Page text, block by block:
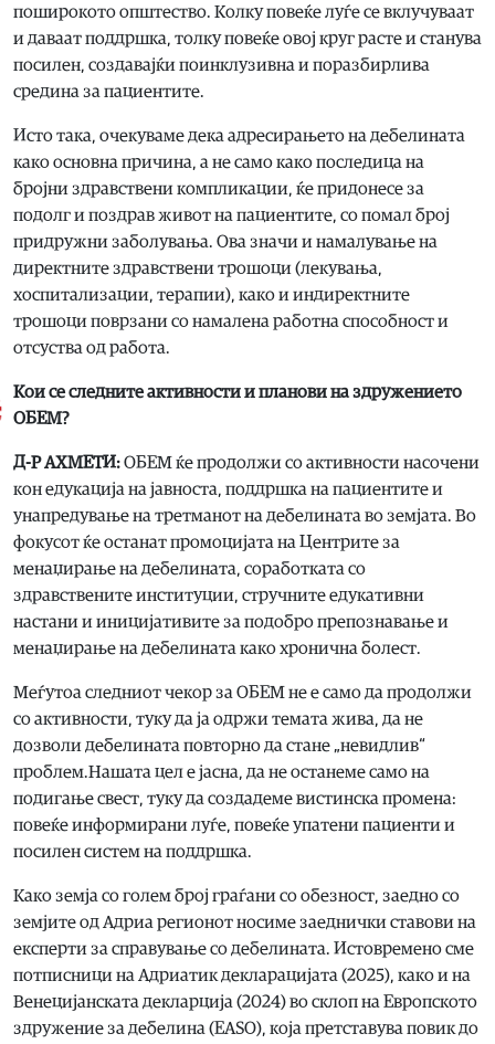
поширокото општество. Колку повеќе луѓе се вклучуваат
и даваат поддршка, толку повеќе овој круг расте и станува
посилен, создавајќи поинклузивна и поразбирлива
средина за пациентите.
Исто така, очекуваме дека адресирањето на дебелината
како основна причина, а не само како последица на
бројни здравствени компликации, ќе придонесе за
подолг и поздрав живот на пациентите, со помал број
придружни заболувања. Ова значи и намалување на
директните здравствени трошоци (лекувања,
хоспитализации, терапии), како и индиректните
трошоци поврзани со намалена работна способност и
отсуства од работа.
Кои се следните активности и планови на здружението
ОБЕМ?
Д-Р АХМЕТИ:ОБЕМ ќе продолжи со активности насочени
кон едукација на јавноста, поддршка на пациентите и
унапредување на третманот на дебелината во земјата. Во
фокусот ќе останат промоцијата на Центрите за
менаџирање на дебелината, соработката со
здравствените институции, стручните едукативни
настани и иницијативите за подобро препознавање и
менаџирање на дебелината како хронична болест.
Меѓутоа следниот чекор за ОБЕМ не е само да продолжи
со активности, туку да ја одржи темата жива, да не
дозволи дебелината повторно да стане „невидлив“
проблем.Нашата цел е јасна, да не останеме само на
подигање свест, туку да создадеме вистинска промена:
повеќе информирани луѓе, повеќе упатени пациенти и
посилен систем на поддршка.
Како земја со голем број граѓани со обезност, заедно со
земјите од Адриа регионот носиме заеднички ставови на
експерти за справување со дебелината. Истовремено сме
потписници на Адриатик декларацијата (2025), како и на
Венецијанската декларција (2024) во склоп на Европското
здружение за дебелина (EASO), која претставува повик до